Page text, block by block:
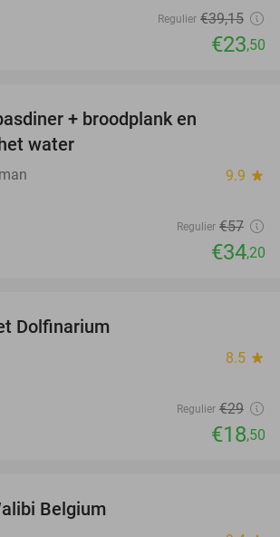
Regulier €39,15
€23,50
+ broodplank en
water
9.9 star
Regulier €57
€34,20
Dolfinarium
8.5 star
Regulier €29
€18,50
Belgium